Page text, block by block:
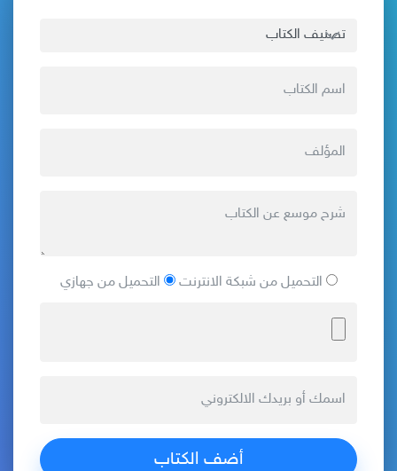
التحميل من شبكة الانترنت التحميل من جهازي